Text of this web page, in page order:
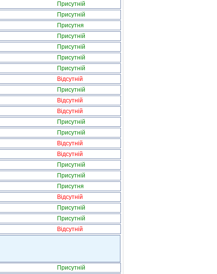
Присутній
Присутній
Присутня
Присутній
Присутній
Присутній
Присутній
Відсутній
Присутній
Відсутній
Відсутній
Присутній
Присутній
Відсутній
Відсутній
Присутній
Присутній
Присутня
Відсутній
Присутній
Присутній
Відсутній
Присутній